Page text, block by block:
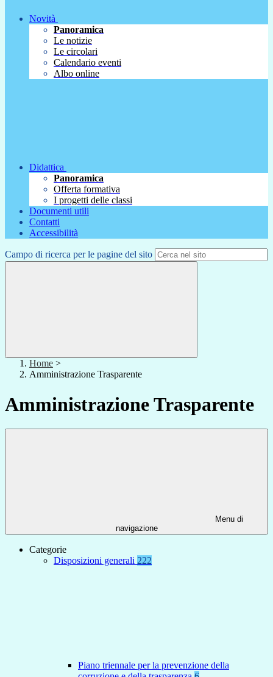
Novità
Panoramica
Le notizie
Le circolari
Calendario eventi
Albo online
Didattica
Panoramica
Offerta formativa
I progetti delle classi
Documenti utili
Contatti
Accessibilità
Campo di ricerca per le pagine del sito
Home >
Amministrazione Trasparente
Amministrazione Trasparente
Menu di
navigazione
Categorie
Disposizioni generali 222
Piano triennale per la prevenzione della